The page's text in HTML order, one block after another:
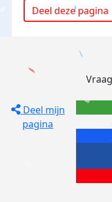
Deel deze pagina
Deel mijn
pagina